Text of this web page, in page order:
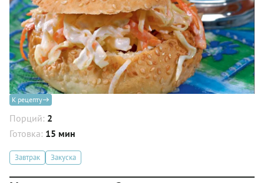
К рецепту
Порций: 2
Готовка: 15 мин
Завтрак Закуска